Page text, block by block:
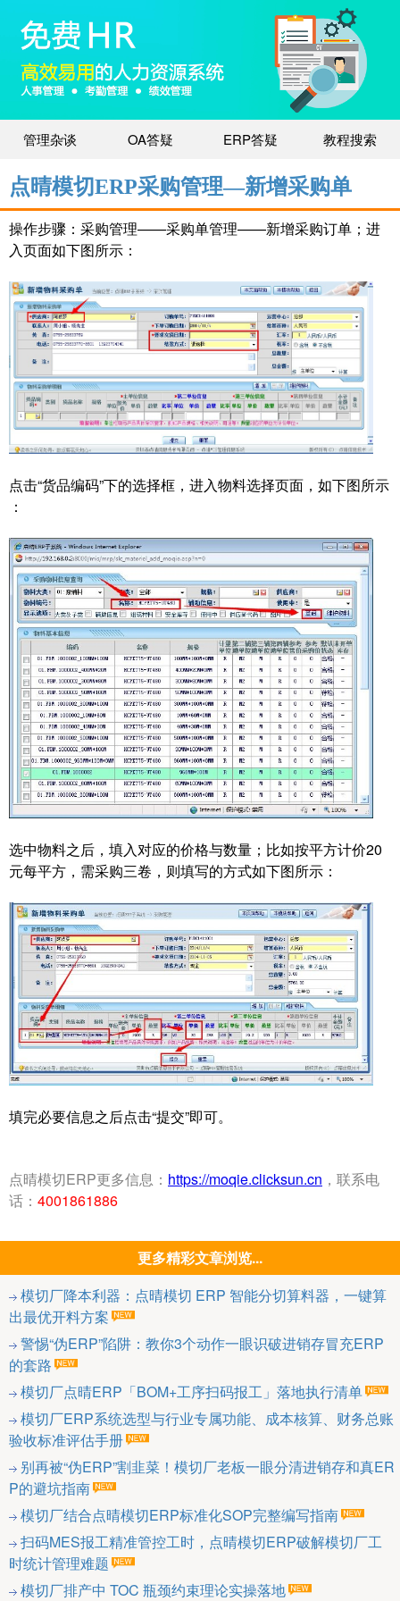
管理杂谈 OA答疑 ERP答疑 教程搜索
点晴模切ERP采购管理—新增采购单
操作步骤：采购管理——采购单管理——新增采购订单；进
入页面如下图所示：
点击“货品编码”下的选择框，进入物料选择页面，如下图所示
：
选中物料之后，填入对应的价格与数量；比如按平方计价20
元每平方，需采购三卷，则填写的方式如下图所示：
填完必要信息之后点击“提交”即可。
点晴模切ERP更多信息： https://moqie.clicksun.cn ，联系电
话： 4001861886
更多精彩文章浏览...
模切厂降本利器：点晴模切 ERP 智能分切算料器，一键算
出最优开料方案
警惕“伪ERP”陷阱：教你3个动作一眼识破进销存冒充ERP
的套路
模切厂点晴ERP「BOM+工序扫码报工」落地执行清单
模切厂ERP系统选型与行业专属功能、成本核算、财务总账
验收标准评估手册
别再被“伪ERP”割韭菜！模切厂老板一眼分清进销存和真ER
P的避坑指南
模切厂结合点晴模切ERP标准化SOP完整编写指南
扫码MES报工精准管控工时，点晴模切ERP破解模切厂工
时统计管理难题
模切厂排产中 TOC 瓶颈约束理论实操落地